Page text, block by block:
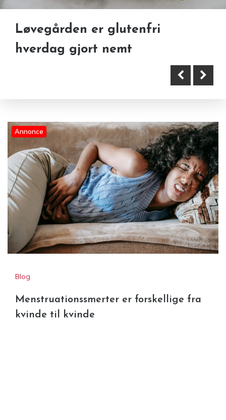
Løvegården er glutenfri
hverdag gjort nemt
Annonce
Blog
Menstruationssmerter er forskellige fra
kvinde til kvinde